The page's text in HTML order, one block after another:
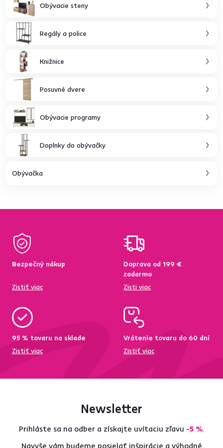
Obývacie steny
Regály a police
Knižnice
Posuvné dvere
Obývacie programy
Doplnky do obývačky
Obývačka
Bezpečný nákup
Zistiť viac
Doprava od 199 €
zadarmo
Zisti viac
95 % tovaru na sklade
Zistiť viac
Vrátenie tovaru do 60 dní
Zistiť viac
Newsletter
Prihláste sa na odber a získajte uvítaciu zľavu -5 %.
Navyše vám budeme posielať inšpirácie a výhodné